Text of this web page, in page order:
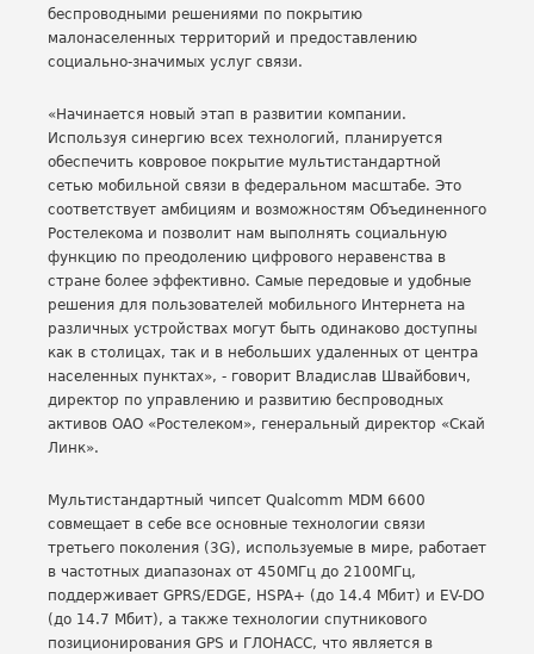
беспроводными решениями по покрытию
малонаселенных территорий и предоставлению
социально-значимых услуг связи.
«Начинается новый этап в развитии компании.
Используя синергию всех технологий, планируется
обеспечить ковровое покрытие мультистандартной
сетью мобильной связи в федеральном масштабе. Это
соответствует амбициям и возможностям Объединенного
Ростелекома и позволит нам выполнять социальную
функцию по преодолению цифрового неравенства в
стране более эффективно. Самые передовые и удобные
решения для пользователей мобильного Интернета на
различных устройствах могут быть одинаково доступны
как в столицах, так и в небольших удаленных от центра
населенных пунктах», - говорит Владислав Швайбович,
директор по управлению и развитию беспроводных
активов ОАО «Ростелеком», генеральный директор «Скай
Линк».
Мультистандартный чипсет Qualcomm MDM 6600
совмещает в себе все основные технологии связи
третьего поколения (3G), используемые в мире, работает
в частотных диапазонах от 450МГц до 2100МГц,
поддерживает GPRS/EDGE, HSPA+ (до 14.4 Мбит) и EV-DO
(до 14.7 Мбит), а также технологии спутникового
позиционирования GPS и ГЛОНАСС, что является в